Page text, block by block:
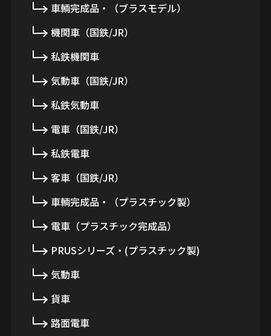
車輌完成品・（ブラスモデル）
機関車（国鉄/JR）
私鉄機関車
気動車（国鉄/JR）
私鉄気動車
電車（国鉄/JR）
私鉄電車
客車（国鉄/JR）
車輌完成品・（プラスチック製）
電車（プラスチック完成品）
PRUSシリーズ・(プラスチック製)
気動車
貨車
路面電車